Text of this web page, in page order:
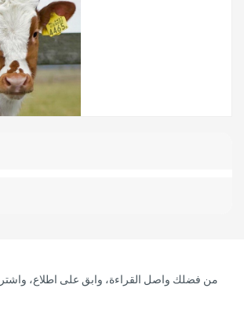
من فضلك واصل القراءة، وابق على اطلاع،